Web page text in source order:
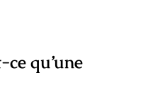
ce qu’une